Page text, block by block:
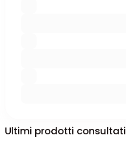
Ultimi prodotti consultati